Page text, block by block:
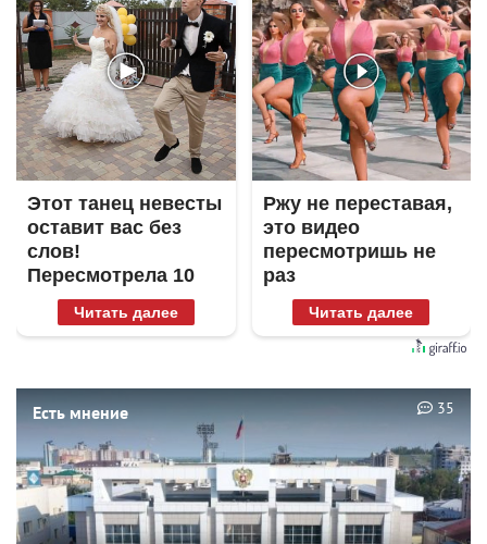
Этот танец невесты
оставит вас без
слов!
Пересмотрела 10
раз
Читать далее
Ржу не переставая,
это видео
пересмотришь не
раз
Читать далее
Есть мнение 35